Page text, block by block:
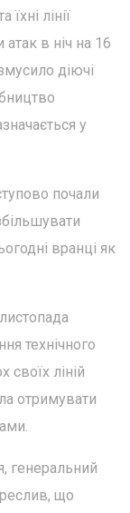
лінії
атак в ніч на 16
діючі
у
почали
вранці як
технічного
ліній
отримувати
генеральний
що